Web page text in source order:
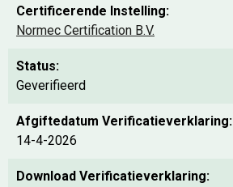
Certificerende Instelling:
Normec Certification B.V.
Status:
Geverifieerd
Afgiftedatum Verificatieverklaring:
14-4-2026
Download Verificatieverklaring: